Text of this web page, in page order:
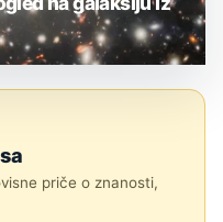
priče o znanosti,